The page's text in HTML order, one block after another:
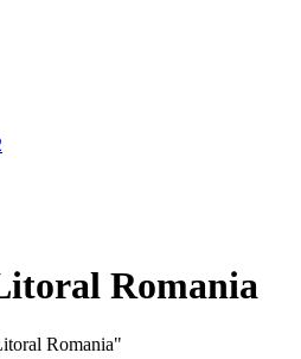
Romania
Romania"